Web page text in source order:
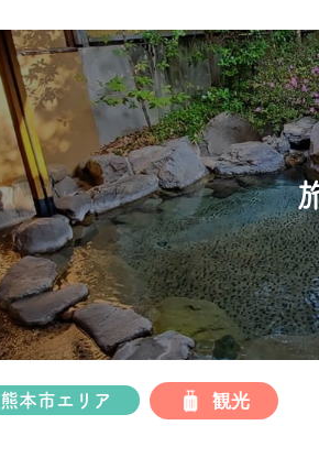
熊本市エリア 観光